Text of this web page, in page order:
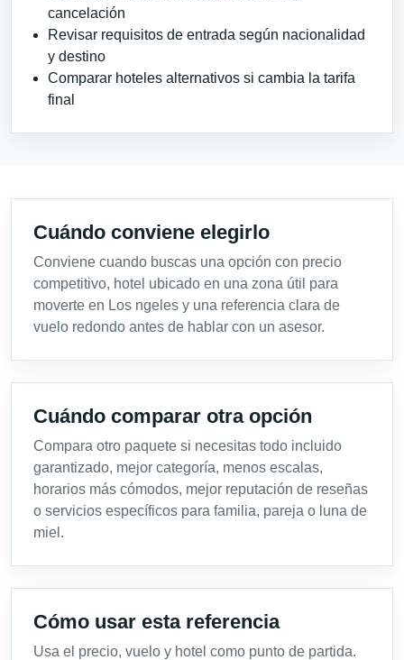
cancelación
Revisar requisitos de entrada según nacionalidad
y destino
Comparar hoteles alternativos si cambia la tarifa
final
Cuándo conviene elegirlo
Conviene cuando buscas una opción con precio
competitivo, hotel ubicado en una zona útil para
moverte en Los ngeles y una referencia clara de
vuelo redondo antes de hablar con un asesor.
Cuándo comparar otra opción
Compara otro paquete si necesitas todo incluido
garantizado, mejor categoría, menos escalas,
horarios más cómodos, mejor reputación de reseñas
o servicios específicos para familia, pareja o luna de
miel.
Cómo usar esta referencia
Usa el precio, vuelo y hotel como punto de partida.